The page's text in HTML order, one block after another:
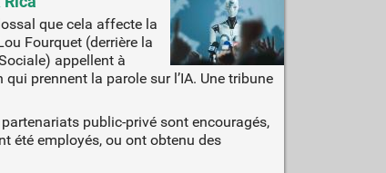
que cela affecte la
Fourquet (derrière la
appellent à
prennent la parole sur l’IA. Une tribune
public-privé sont encouragés,
été employés, ou ont obtenu des